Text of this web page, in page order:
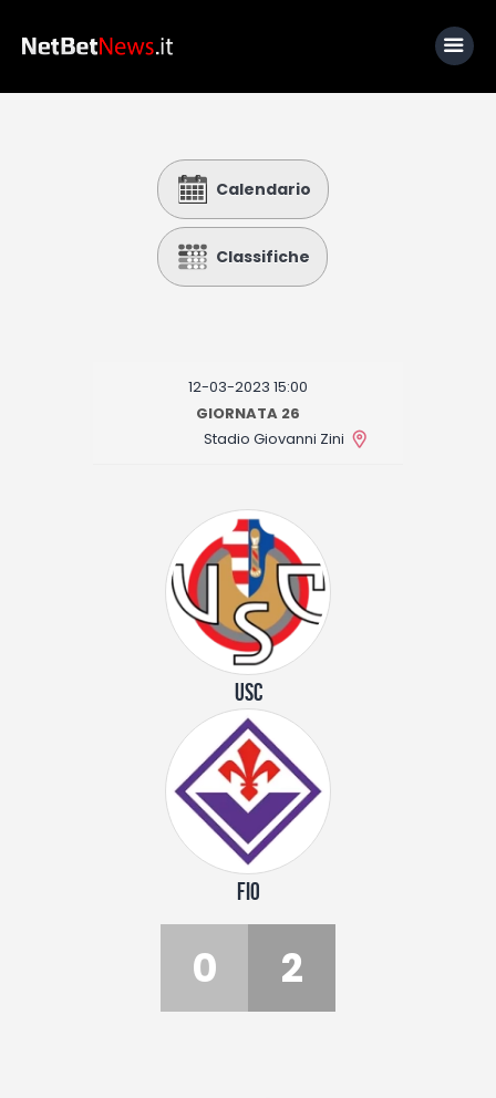
Calcio
Basket
Fantacalcio
I consigli di Giulia
Calendario
Classifiche
12-03-2023 15:00
GIORNATA 26
Stadio Giovanni Zini
USC
FIO
0 2